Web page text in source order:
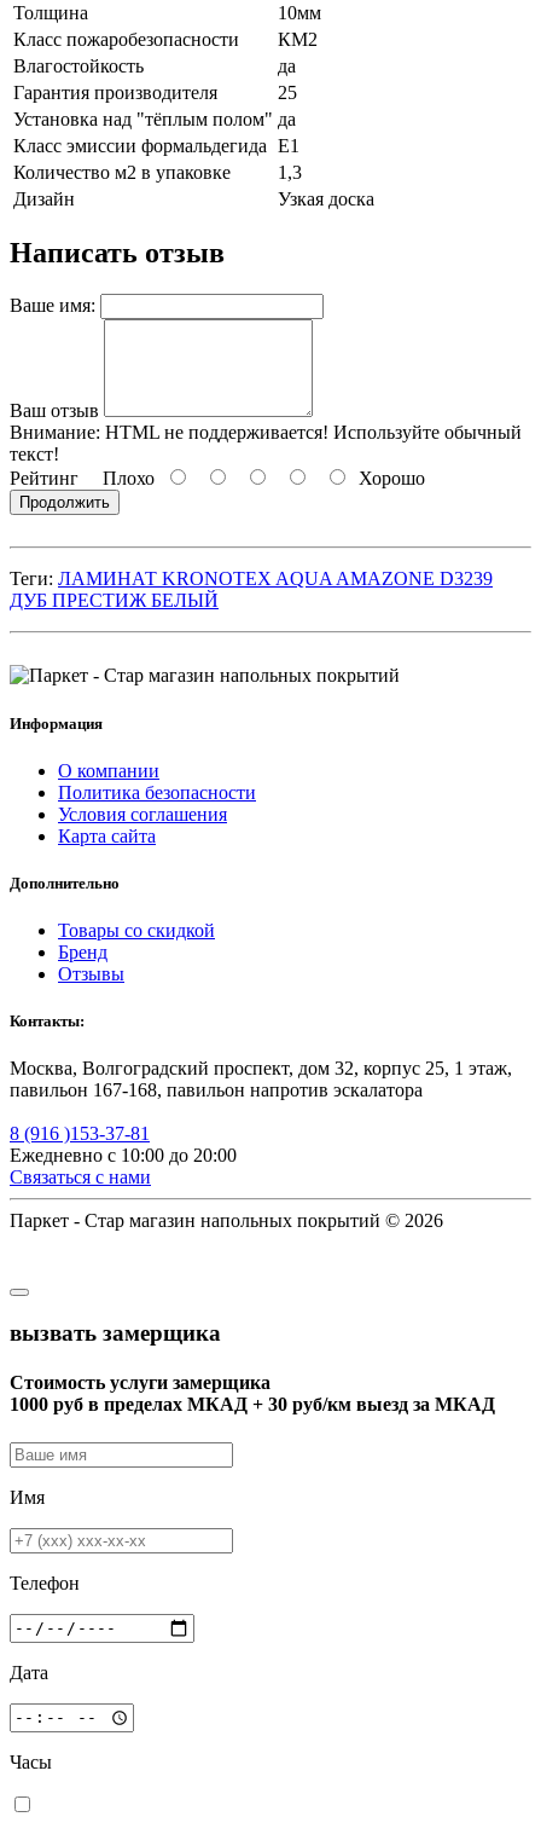
Толщина
10мм
Класс пожаробезопасности
КМ2
Влагостойкость
да
Гарантия производителя
25
Установка над "тёплым полом" да
Класс эмиссии формальдегида Е1
Количество м2 в упаковке
1,3
Дизайн
Узкая доска
Написать отзыв
Ваше имя:
Ваш отзыв
Внимание: HTML не поддерживается! Используйте обычный
текст!
Рейтинг Плохо Хорошо
Продолжить
Теги: ЛАМИНАТ KRONOTEX AQUA AMAZONE D3239
ДУБ ПРЕСТИЖ БЕЛЫЙ
Информация
О компании
Политика безопасности
Условия соглашения
Карта сайта
Дополнительно
Товары со скидкой
Бренд
Отзывы
Контакты:
Москва, Волгоградский проспект, дом 32, корпус 25, 1 этаж,
павильон 167-168, павильон напротив эскалатора
8 (916 )153-37-81
Ежедневно с 10:00 до 20:00
Связаться с нами
Паркет - Стар магазин напольных покрытий © 2026
вызвать замерщика
Стоимость услуги замерщика
1000 руб в пределах МКАД + 30 руб/км выезд за МКАД
Имя
Телефон
Дата
Часы